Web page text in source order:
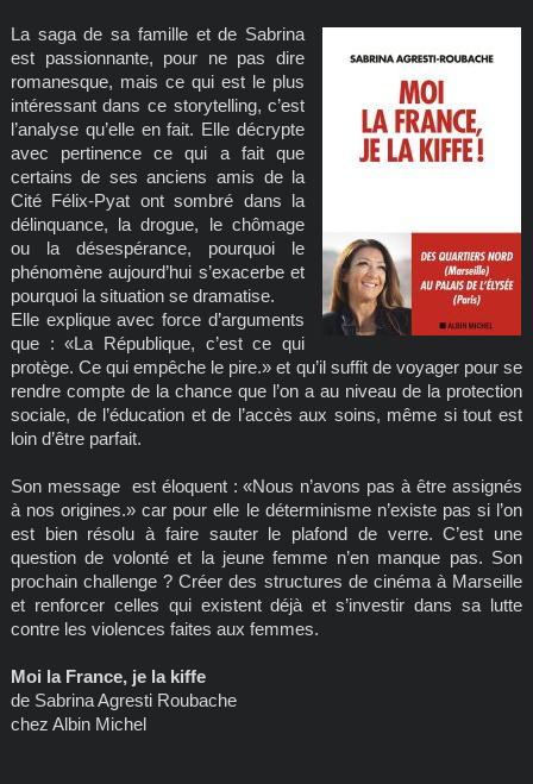
La saga de sa famille et de Sabrina
est passionnante, pour ne pas dire
romanesque, mais ce qui est le plus
intéressant dans ce storytelling, c’est
l’analyse qu’elle en fait. Elle décrypte
avec pertinence ce qui a fait que
certains de ses anciens amis de la
Cité Félix-Pyat ont sombré dans la
délinquance, la drogue, le chômage
ou la désespérance, pourquoi le
phénomène aujourd’hui s’exacerbe et
pourquoi la situation se dramatise.
Elle explique avec force d’arguments
que : «La République, c’est ce qui
protège. Ce qui empêche le pire.» et qu’il suffit de voyager pour se
rendre compte de la chance que l’on a au niveau de la protection
sociale, de l’éducation et de l’accès aux soins, même si tout est
loin d’être parfait.
Son message est éloquent : «Nous n’avons pas à être assignés
à nos origines.» car pour elle le déterminisme n’existe pas si l’on
est bien résolu à faire sauter le plafond de verre. C’est une
question de volonté et la jeune femme n’en manque pas. Son
prochain challenge ? Créer des structures de cinéma à Marseille
et renforcer celles qui existent déjà et s’investir dans sa lutte
contre les violences faites aux femmes.
Moi la France, je la kiffe
de Sabrina Agresti Roubache
chez Albin Michel